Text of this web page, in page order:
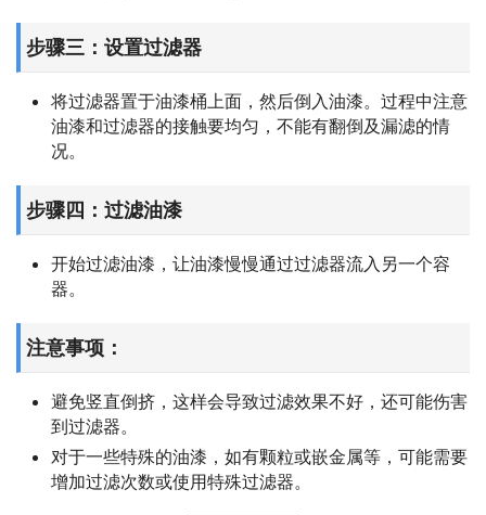
步骤三：设置过滤器
将过滤器置于油漆桶上面，然后倒入油漆。过程中注意
油漆和过滤器的接触要均匀，不能有翻倒及漏滤的情
况。
步骤四：过滤油漆
开始过滤油漆，让油漆慢慢通过过滤器流入另一个容
器。
注意事项：
避免竖直倒挤，这样会导致过滤效果不好，还可能伤害
到过滤器。
对于一些特殊的油漆，如有颗粒或嵌金属等，可能需要
增加过滤次数或使用特殊过滤器。